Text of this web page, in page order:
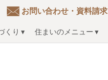
お問い合わせ・資料請求
くり 住まいのメニュー